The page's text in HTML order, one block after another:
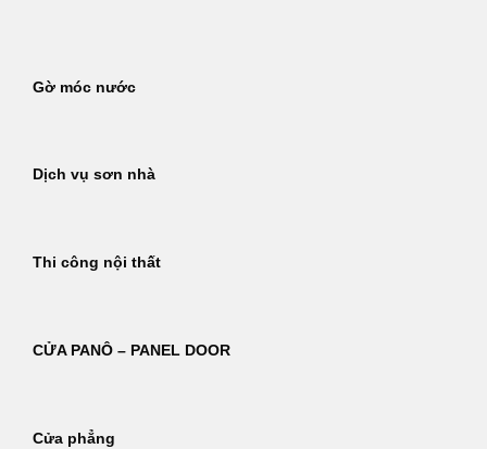
dungGờ móc nước
Dịch vụ sơn nhà
Thi công nội thất
CỬA PANÔ – PANEL DOOR
Cửa phẳng